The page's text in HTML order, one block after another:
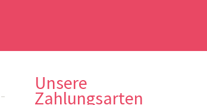
Unsere
Zahlungsarten